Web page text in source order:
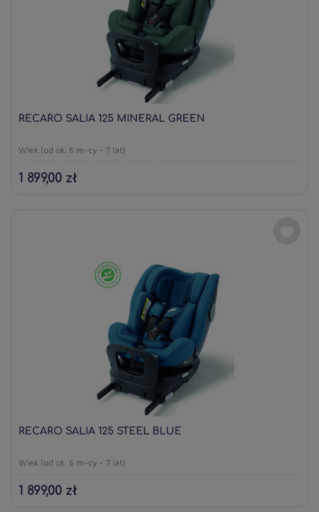
RECARO SALIA 125 MINERAL GREEN
Wiek (od ok. 6 m-cy - 7 lat)
1 899,00 zł
RECARO SALIA 125 STEEL BLUE
Wiek (od ok. 6 m-cy - 7 lat)
1 899,00 zł